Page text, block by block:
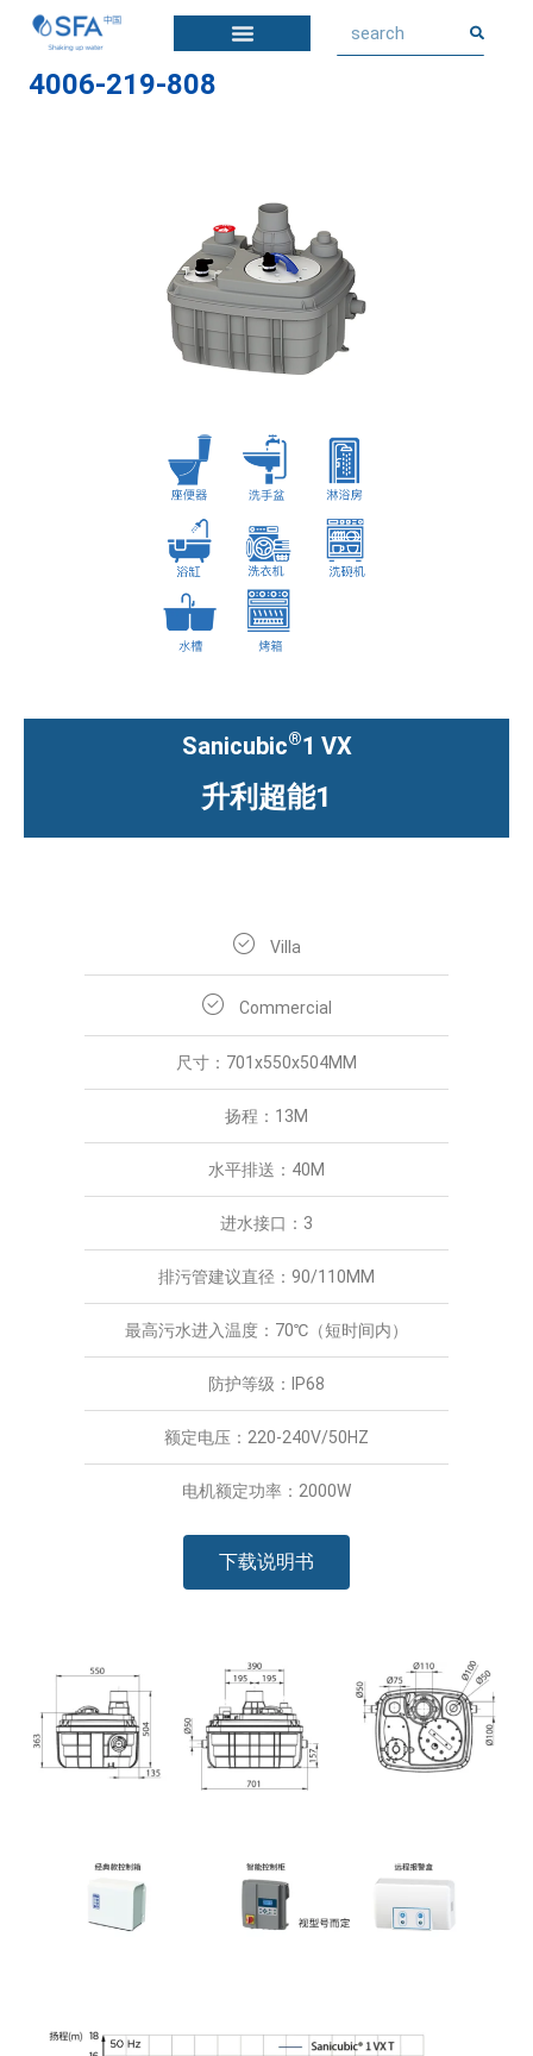
4006-219-808
Sanicubic®1 VX
升利超能1
Villa
Commercial
尺寸：701x550x504MM
扬程：13M
水平排送：40M
进水接口：3
排污管建议直径：90/110MM
最高污水进入温度：70℃（短时间内）
防护等级：IP68
额定电压：220-240V/50HZ
电机额定功率：2000W
下载说明书